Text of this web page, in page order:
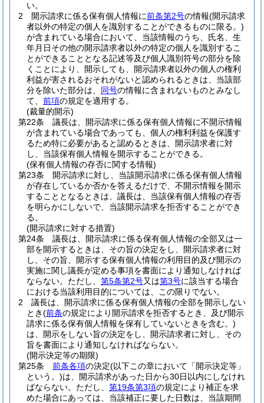
い。
2
開示請求に係る保有個人情報に前条第2号の情報(開示請求
者以外の特定の個人を識別することができるものに限る。)
が含まれている場合において、当該情報のうち、氏名、生
年月日その他の開示請求者以外の特定の個人を識別するこ
とができることとなる記述等及び個人識別符号の部分を除
くことにより、開示しても、開示請求者以外の個人の権利
利益が害されるおそれがないと認められるときは、当該部
分を除いた部分は、 同号の情報に含まれないものとみなし
て、 前項の規定を適用する。
(裁量的開示)
第22条
議長は、開示請求に係る保有個人情報に不開示情報
が含まれている場合であっても、個人の権利利益を保護す
るため特に必要があると認めるときは、開示請求者に対
し、当該保有個人情報を開示することができる。
(保有個人情報の存否に関する情報)
第23条
開示請求に対し、当該開示請求に係る保有個人情報
が存在しているか否かを答えるだけで、不開示情報を開示
することとなるときは、議長は、当該保有個人情報の存否
を明らかにしないで、当該開示請求を拒否することができ
る。
(開示請求に対する措置)
第24条
議長は、開示請求に係る保有個人情報の全部又は一
部を開示するときは、その旨の決定をし、開示請求者に対
し、その旨、開示する保有個人情報の利用目的及び開示の
実施に関し議長が定める事項を書面により通知しなければ
ならない。 ただし、 第5条第2号又は第3号に該当する場合
における当該利用目的については、この限りでない。
2
議長は、開示請求に係る保有個人情報の全部を開示しない
とき(前条の規定により開示請求を拒否するとき、及び開示
請求に係る保有個人情報を保有していないときを含む。)
は、開示をしない旨の決定をし、開示請求者に対し、その
旨を書面により通知しなければならない。
(開示決定等の期限)
第25条
前条各項の決定(以下この章において「開示決定等」
という。)は、開示請求があった日から30日以内にしなけれ
ばならない。 ただし、 第19条第3項の規定により補正を求
めた場合にあっては、当該補正に要した日数は、当該期間